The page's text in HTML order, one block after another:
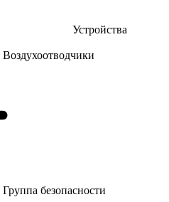
Устройства
Воздухоотводчики
Группа безопасности